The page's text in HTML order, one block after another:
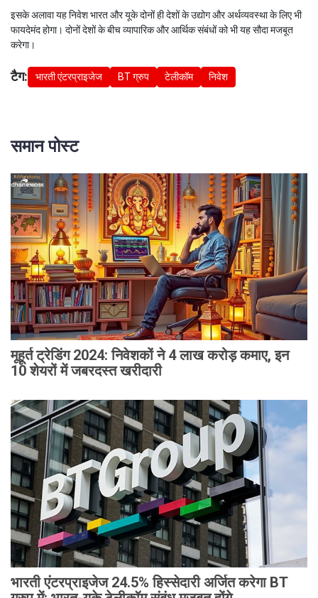
इसके अलावा यह निवेश भारत और यूके दोनों ही देशों के उद्योग और अर्थव्यवस्था के लिए भी
फायदेमंद होगा। दोनों देशों के बीच व्यापारिक और आर्थिक संबंधों को भी यह सौदा मजबूत
करेगा।
टैग: भारती एंटरप्राइजेज BT ग्रुप टेलीकॉम निवेश
समान पोस्ट
मूहूर्त ट्रेडिंग 2024: निवेशकों ने 4 लाख करोड़ कमाए, इन
10 शेयरों में जबरदस्त खरीदारी
भारती एंटरप्राइजेज 24.5% हिस्सेदारी अर्जित करेगा BT